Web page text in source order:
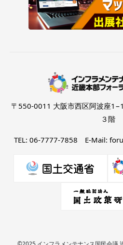
〒550-0011 大阪市西区阿波座
３階
TEL: 06-7777-7858 E-Mail: